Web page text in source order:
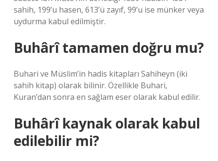
sahih, 199’u hasen, 613’ü zayıf, 99’u ise münker veya
uydurma kabul edilmiştir.
Buhârî tamamen doğru mu?
Buhari ve Müslim’in hadis kitapları Sahiheyn (iki
sahih kitap) olarak bilinir. Özellikle Buhari,
Kuran’dan sonra en sağlam eser olarak kabul edilir.
Buhârî kaynak olarak kabul
edilebilir mi?